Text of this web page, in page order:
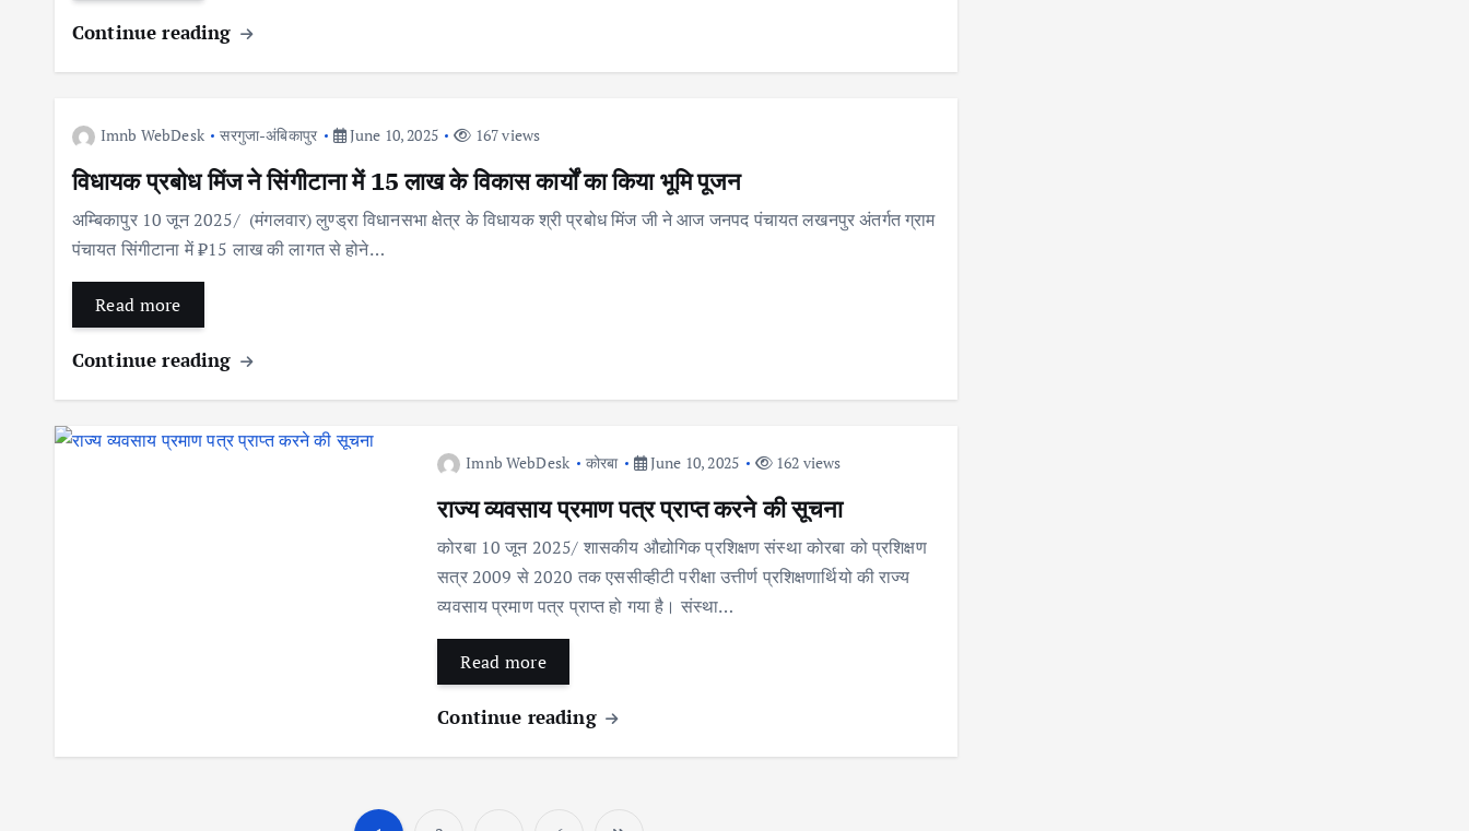
Continue reading
Imnb WebDesk सरगुजा-अंबिकापुर June 10, 2025 167 views
विधायक प्रबोध मिंज ने सिंगीटाना में 15 लाख के विकास कार्यों का किया भूमि पूजन
अम्बिकापुर 10 जून 2025/ (मंगलवार) लुण्ड्रा विधानसभा क्षेत्र के विधायक श्री प्रबोध मिंज जी ने आज जनपद पंचायत लखनपुर अंतर्गत ग्राम
पंचायत सिंगीटाना में ₹15 लाख की लागत से होने…
Read more
Continue reading
Imnb WebDesk कोरबा June 10, 2025 162 views
राज्य व्यवसाय प्रमाण पत्र प्राप्त करने की सूचना
कोरबा 10 जून 2025/ शासकीय औद्योगिक प्रशिक्षण संस्था कोरबा को प्रशिक्षण
सत्र 2009 से 2020 तक एससीव्हीटी परीक्षा उत्तीर्ण प्रशिक्षणार्थियो की राज्य
व्यवसाय प्रमाण पत्र प्राप्त हो गया है। संस्था…
Read more
Continue reading